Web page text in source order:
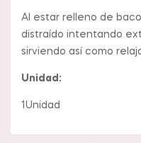
Al estar relleno de
distraído intentando
sirviendo así como
Unidad:
1Unidad